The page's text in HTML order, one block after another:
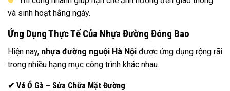
và sinh hoạt hằng ngày.
Ứng Dụng Thực Tế Của Nhựa Đường Đóng Bao
Hiện nay, nhựa đường nguội Hà Nội được ứng dụng rộng rãi
trong nhiều hạng mục công trình khác nhau.
✔ Vá Ổ Gà – Sửa Chữa Mặt Đường